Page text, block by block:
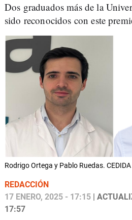
Dos graduados más de la
sido reconocidos con este
Rodrigo Ortega y Pablo Ruedas. CEDIDA
REDACCIÓN
17 ENERO, 2025 - 17:15 |
17:57